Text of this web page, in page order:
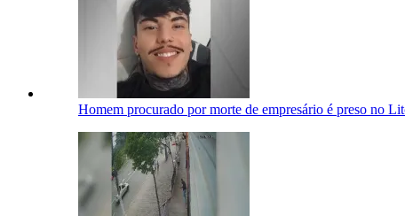
Homem procurado por morte de empresário é preso no